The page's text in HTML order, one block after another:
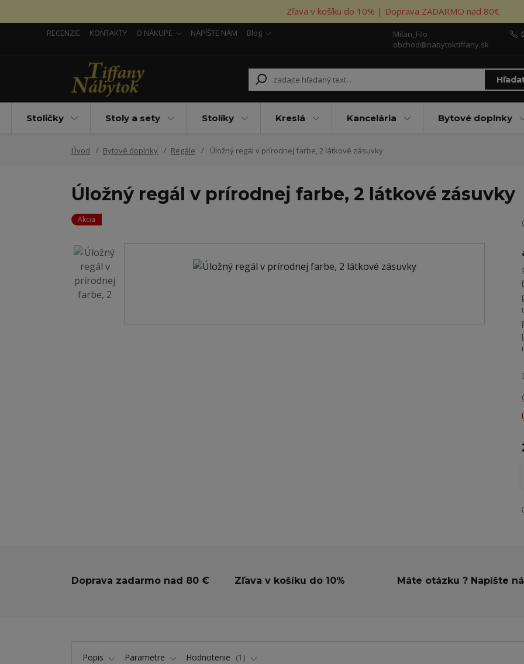
Zľava v košíku do 10% | Doprava ZADARMO nad 80€
RECENZIE KONTAKTY O NÁKUPE NAPÍŠTE NÁM
Blog
Milan_Filo
obchod@nabytoktiffany.sk
Stoličky Stoly a sety Stolíky Kreslá Kancelária Bytové doplnky
Úvod Bytové doplnky Regále Úložný regál v prírodnej farbe, 2 látkové zásuvky
Úložný regál v prírodnej farbe, 2 látkové zásuvky
Akcia
Doprava zadarmo nad 80 € Zľava v košíku do 10% Máte otázku ? Napíšte
Popis Parametre Hodnotenie 1